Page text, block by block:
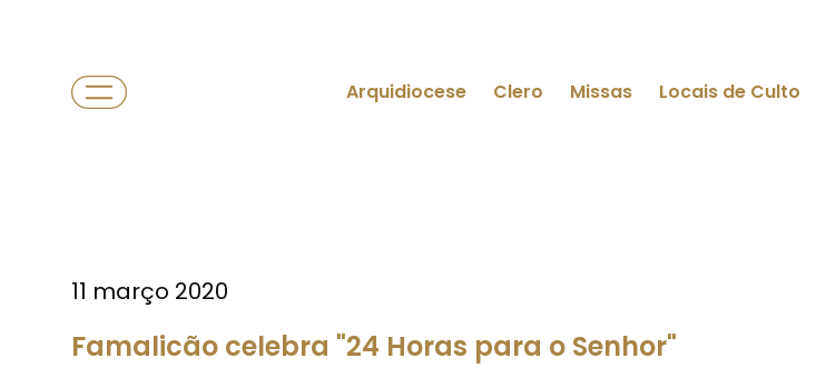
Arquidiocese Clero Missas Locais de Culto
11 março 2020
Famalicão celebra "24 Horas para o Senhor"